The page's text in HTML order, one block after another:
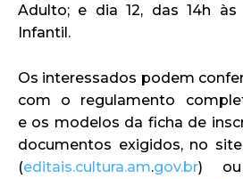
Adulto; e dia 12, das 14h às
Infantil.
Os interessados podem
com o regulamento
e os modelos da ficha de
documentos exigidos, no
(editais.cultura.am.gov.br)